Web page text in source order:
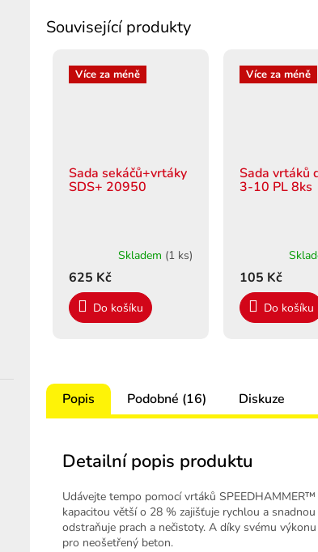
Související produkty
Více za méně
Sada sekáčů+vrtáky
SDS+ 20950
Skladem (1 ks)
625 Kč
Do košíku
Více za méně
Sada vrtáků
3-10 PL 8ks
105 Kč
Do košíku
Popis Podobné (16) Diskuze
Detailní popis produktu
Udávejte tempo pomocí vrtáků
kapacitou větší o 28 % zajišťuje rychlou a
odstraňuje prach a nečistoty. A díky svému
pro neošetřený beton.